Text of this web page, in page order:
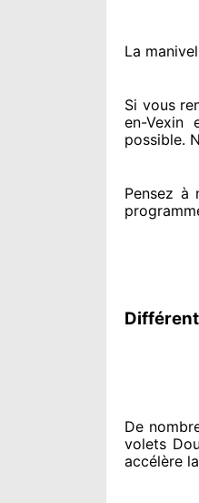
La
Si vous
en-Vexin
possible.
Pensez à
De
volets
accélère